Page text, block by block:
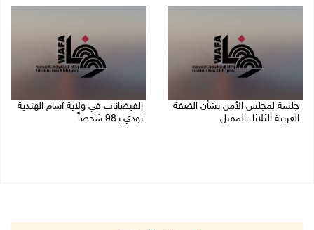
جلسة لمجلس الأمن بشأن الضفة
الغربية الثلاثاء المقبل
الفيضانات في ولاية آسام الهندية
تودي بـ98 شخصاً